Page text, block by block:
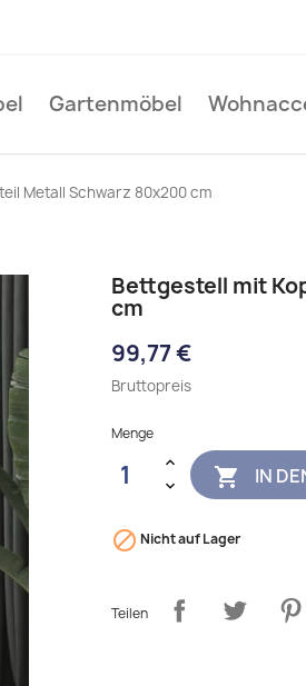
Gartenmöbel
Metall Schwarz 80x200 cm
Bettgestell mit
cm
99,77 €
Bruttopreis
Menge
 IN
 Nicht auf Lager
Teilen